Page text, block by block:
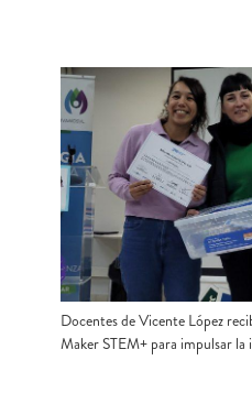
Docentes de Vicente López
Maker STEM+ para impulsar la